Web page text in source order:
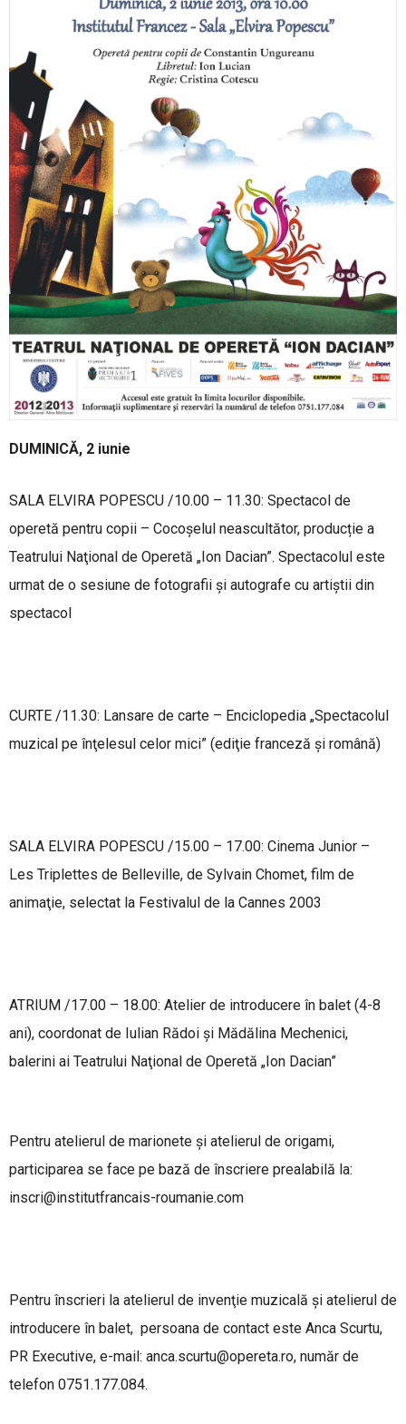
DUMINICĂ, 2 iunie
SALA ELVIRA POPESCU /10.00 – 11.30: Spectacol de
operetă pentru copii – Cocoşelul neascultător, producție a
Teatrului Naţional de Operetă „Ion Dacian”. Spectacolul este
urmat de o sesiune de fotografii şi autografe cu artiştii din
spectacol
CURTE /11.30: Lansare de carte – Enciclopedia „Spectacolul
muzical pe înţelesul celor mici” (ediţie franceză şi română)
SALA ELVIRA POPESCU /15.00 – 17.00: Cinema Junior –
Les Triplettes de Belleville, de Sylvain Chomet, film de
animaţie, selectat la Festivalul de la Cannes 2003
ATRIUM /17.00 – 18.00: Atelier de introducere în balet (4-8
ani), coordonat de Iulian Rădoi şi Mădălina Mechenici,
balerini ai Teatrului Naţional de Operetă „Ion Dacian”
Pentru atelierul de marionete şi atelierul de origami,
participarea se face pe bază de înscriere prealabilă la:
inscri@institutfrancais-roumanie.com
Pentru înscrieri la atelierul de invenţie muzicală şi atelierul de
introducere în balet, persoana de contact este Anca Scurtu,
PR Executive, e-mail: anca.scurtu@opereta.ro, număr de
telefon 0751.177.084.